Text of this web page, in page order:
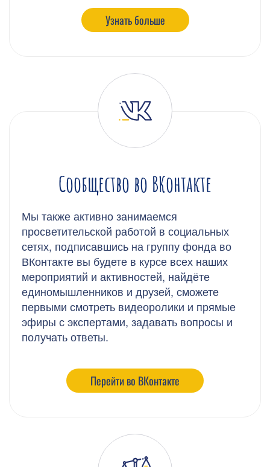
Узнать больше
Сообщество во ВКонтакте
Мы также активно занимаемся
просветительской работой в социальных
сетях, подписавшись на группу фонда во
ВКонтакте вы будете в курсе всех наших
мероприятий и активностей, найдёте
единомышленников и друзей, сможете
первыми смотреть видеоролики и прямые
эфиры с экспертами, задавать вопросы и
получать ответы.
Перейти во ВКонтакте